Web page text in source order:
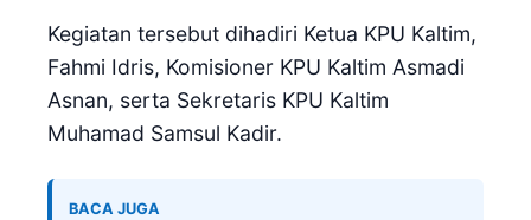
Kegiatan tersebut dihadiri Ketua KPU Kaltim,
Fahmi Idris, Komisioner KPU Kaltim Asmadi
Asnan, serta Sekretaris KPU Kaltim
Muhamad Samsul Kadir.
BACA JUGA